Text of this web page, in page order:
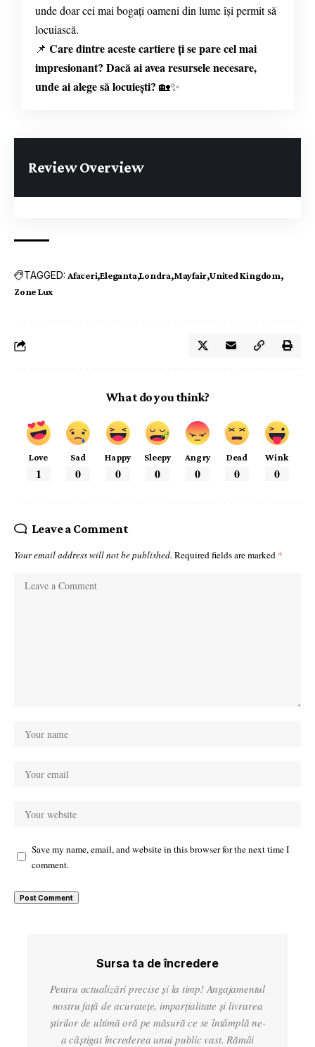
unde doar cei mai bogați oameni din lume își permit să
locuiască.
📌 Care dintre aceste cartiere ți se pare cel mai
impresionant? Dacă ai avea resursele necesare,
unde ai alege să locuiești? 🏡✨
Review Overview
TAGGED: Afaceri Eleganta Londra Mayfair United Kingdom
Zone Lux
What do you think?
Love
1
Sad
0
Happy
0
Sleepy
0
Angry
0
Dead
0
Wink
0
Leave a Comment
Your email address will not be published. Required fields are marked *
Save my name, email, and website in this browser for the next time I
comment.
Sursa ta de încredere
Pentru actualizări precise și la timp! Angajamentul
nostru față de acuratețe, imparțialitate și livrarea
știrilor de ultimă oră pe măsură ce se întâmplă ne-
a câștigat încrederea unui public vast. Rămâi